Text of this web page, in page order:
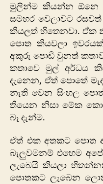
මුලින්ම කියන්න ඕනෙ
සමහර වෙලාවට
කියලත් හිතෙනවා. ඒක
පොත කියවලා
අකුරු පොඩි වුනත්
කතාවෙ මුල් අර්ධය
දැනෙන, ඒත් පොතේ
නැති වෙන සිංහල
තියෙන නිසා මේක
බෑ දැන්ම.
ඒත් එක අතකට පොත
බැලුවමනම් එහෙම
ලැබෙයි කියලා
පොතකට ලැබෙන